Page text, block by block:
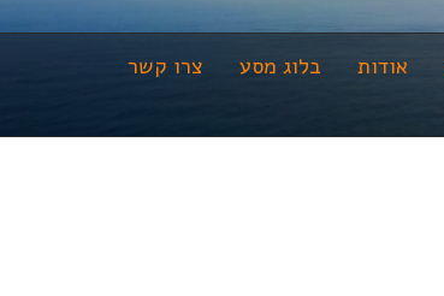
אודות בלוג מסע צרו קשר